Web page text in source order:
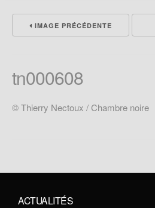
IMAGE PRÉCÉDENTE
tn000608
© Thierry Nectoux / Chambre noire
ACTUALITÉS